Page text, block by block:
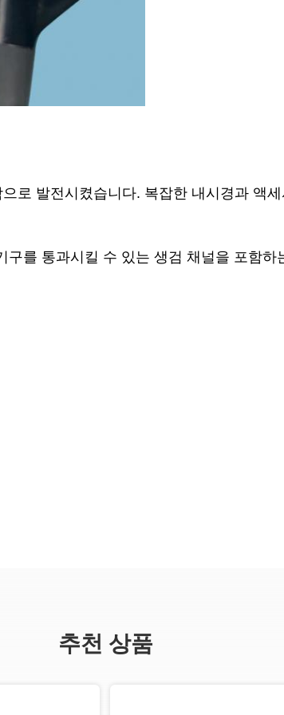
로 발전시켰습니다. 복잡한 내시경과 액
를 통과시킬 수 있는 생검 채널을 포함
추천 상품